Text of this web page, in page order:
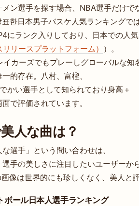
ン選手を探す場合、NBA選手だけで
한日本男子バスケ人気ランキングで
にランク入りしており、日本での人
リースプラットフォーム） ）。
イカーズでもプレーしグローバルな知
的存在。八村、富樫、
かい選手として知られており身高＋
で評価されています。
人な曲は？
な選手」という問い合わせは、
手の美しさに注目したいユーザーか
像は世界的にも珍しくなく、美人と
ボール日本人選手ランキング